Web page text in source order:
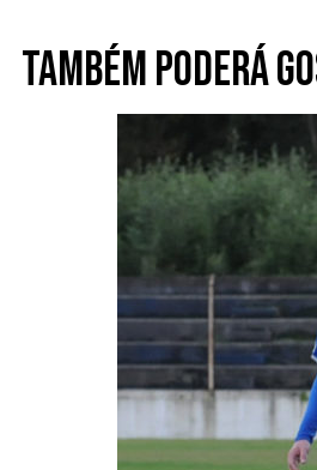
Também poderá